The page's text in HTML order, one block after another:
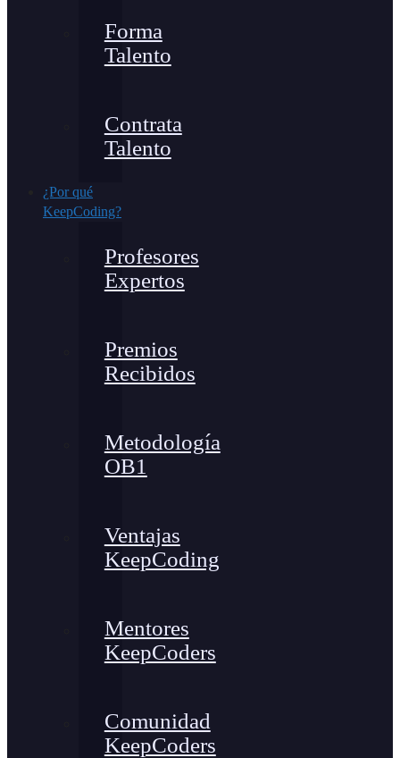
Forma
Talento
Contrata
Talento
¿Por qué
KeepCoding?
Profesores
Expertos
Premios
Recibidos
Metodología
OB1
Ventajas
KeepCoding
Mentores
KeepCoders
Comunidad
KeepCoders